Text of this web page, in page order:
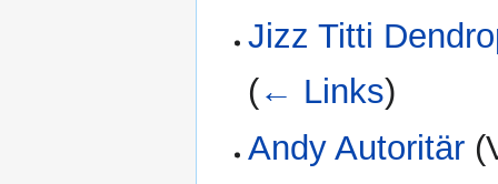
Jizz Titti
(← Links)
Andy Autoritär